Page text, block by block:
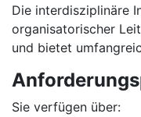
Die interdisziplinäre
organisatorischer
und bietet
Sie verfügen über: